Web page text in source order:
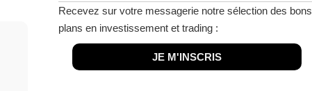
Recevez sur votre messagerie notre sélection des bons
plans en investissement et trading :
JE M'INSCRIS